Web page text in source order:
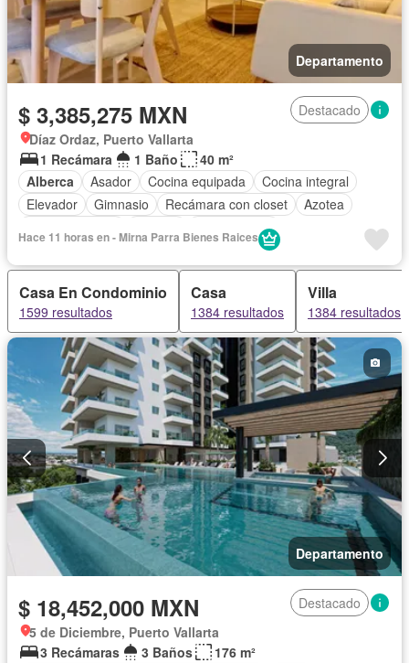
Departamento
$ 3,385,275 MXN
Destacado
Díaz Ordaz, Puerto Vallarta
1 Recámara
1 Baño
40 m²
Alberca
Asador Cocina equipada
Cocina integral
Elevador
Gimnasio Recámara con closet
Azotea
Sin amueblar
Hace 11 horas en - Mirna Parra Bienes Raices
Casa En Condominio
1599 resultados
Casa
1384 resultados
Villa
1384 resultados
Departamento
$ 18,452,000 MXN
Destacado
5 de Diciembre, Puerto Vallarta
3 Recámaras
3 Baños
176 m²